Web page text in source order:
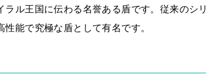
ル王国に伝わる名誉ある盾です。従来のシリ
性能で究極な盾として有名です。